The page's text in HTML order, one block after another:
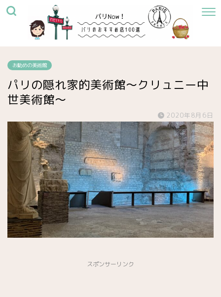
お勧めの美術館
パリの隠れ家的美術館〜クリュニー中
世美術館〜
2020年8月6日
スポンサーリンク